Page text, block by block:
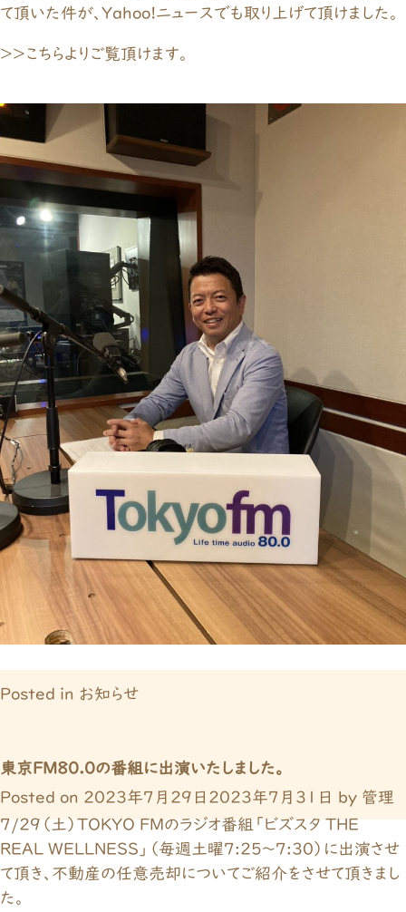
て頂いた件が、Yahoo!ニュースでも取り上げて頂けました。
＞＞こちらよりご覧頂けます。
Posted in お知らせ
東京FM80.0の番組に出演いたしました。
Posted on 2023年7月29日 2023年7月31日 by 管理
7/29（土）TOKYO FMのラジオ番組「ビズスタ THE
REAL WELLNESS」（毎週土曜7:25～7:30）に出演させ
て頂き、不動産の任意売却についてご紹介をさせて頂きまし
た。